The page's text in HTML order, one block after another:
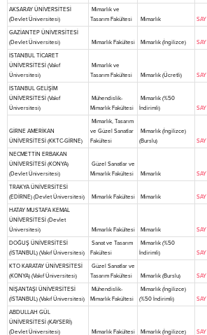
AKSARAY ÜNİVERSİTESİ
(Devlet Üniversitesi)
Mimarlık ve
Tasarım Fakültesi
Mimarlık SAY
GAZİANTEP ÜNİVERSİTESİ
(Devlet Üniversitesi)
Mimarlık Fakültesi Mimarlık (İngilizce) SAY
İSTANBUL TİCARET
ÜNİVERSİTESİ (Vakıf
Üniversitesi)
Mimarlık ve
Tasarım Fakültesi
Mimarlık (Ücretli) SAY
İSTANBUL GELİŞİM
ÜNİVERSİTESİ (Vakıf
Üniversitesi)
Mühendislik-
Mimarlık Fakültesi
Mimarlık (%50
İndirimli)
SAY
GİRNE AMERİKAN
ÜNİVERSİTESİ (KKTC-GİRNE)
Mimarlık, Tasarım
ve Güzel Sanatlar
Fakültesi
Mimarlık (İngilizce)
(Burslu)
SAY
NECMETTİN ERBAKAN
ÜNİVERSİTESİ (KONYA)
(Devlet Üniversitesi)
Güzel Sanatlar ve
Mimarlık Fakültesi
Mimarlık SAY
TRAKYA ÜNİVERSİTESİ
(EDİRNE) (Devlet Üniversitesi)
Mimarlık Fakültesi Mimarlık SAY
HATAY MUSTAFA KEMAL
ÜNİVERSİTESİ (Devlet
Üniversitesi)
Mimarlık Fakültesi Mimarlık SAY
DOĞUŞ ÜNİVERSİTESİ
(İSTANBUL) (Vakıf Üniversitesi)
Sanat ve Tasarım
Fakültesi
Mimarlık (%50
İndirimli)
SAY
KTO KARATAY ÜNİVERSİTESİ
(KONYA) (Vakıf Üniversitesi)
Güzel Sanatlar ve
Tasarım Fakültesi
Mimarlık (Burslu) SAY
NİŞANTAŞI ÜNİVERSİTESİ
(İSTANBUL) (Vakıf Üniversitesi)
Mühendislik-
Mimarlık Fakültesi
Mimarlık (İngilizce)
(%50 İndirimli)
SAY
ABDULLAH GÜL
ÜNİVERSİTESİ (KAYSERİ)
(Devlet Üniversitesi)
Mimarlık Fakültesi Mimarlık (İngilizce) SAY